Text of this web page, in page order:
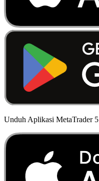
Unduh Aplikasi MetaTrader 5